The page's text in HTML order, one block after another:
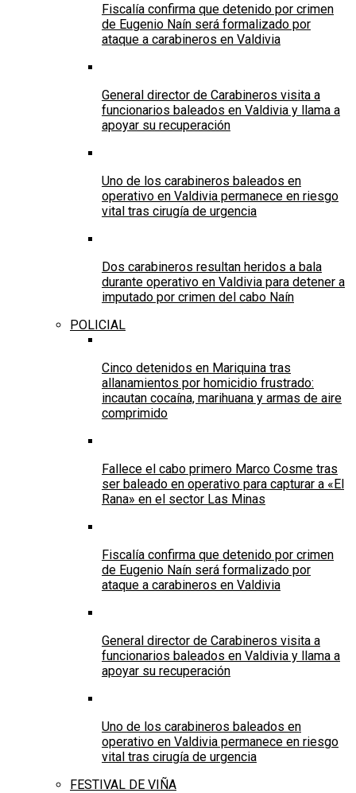
Fiscalía confirma que detenido por crimen
de Eugenio Naín será formalizado por
ataque a carabineros en Valdivia
General director de Carabineros visita a
funcionarios baleados en Valdivia y llama a
apoyar su recuperación
Uno de los carabineros baleados en
operativo en Valdivia permanece en riesgo
vital tras cirugía de urgencia
Dos carabineros resultan heridos a bala
durante operativo en Valdivia para detener a
imputado por crimen del cabo Naín
POLICIAL
Cinco detenidos en Mariquina tras
allanamientos por homicidio frustrado:
incautan cocaína, marihuana y armas de aire
comprimido
Fallece el cabo primero Marco Cosme tras
ser baleado en operativo para capturar a «El
Rana» en el sector Las Minas
Fiscalía confirma que detenido por crimen
de Eugenio Naín será formalizado por
ataque a carabineros en Valdivia
General director de Carabineros visita a
funcionarios baleados en Valdivia y llama a
apoyar su recuperación
Uno de los carabineros baleados en
operativo en Valdivia permanece en riesgo
vital tras cirugía de urgencia
FESTIVAL DE VIÑA